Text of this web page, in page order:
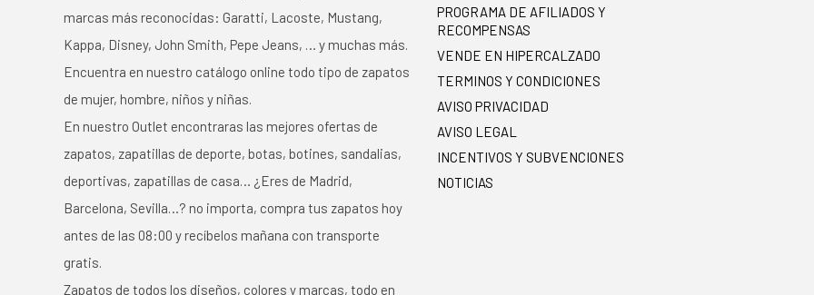
marcas más reconocidas: Garatti, Lacoste, Mustang,
Kappa, Disney, John Smith, Pepe Jeans, … y muchas más.
Encuentra en nuestro catálogo online todo tipo de zapatos
de mujer, hombre, niños y niñas.
En nuestro Outlet encontraras las mejores ofertas de
zapatos, zapatillas de deporte, botas, botines, sandalias,
deportivas, zapatillas de casa… ¿Eres de Madrid,
Barcelona, Sevilla…? no importa, compra tus zapatos hoy
antes de las 08:00 y recíbelos mañana con transporte
gratis.
Zapatos de todos los diseños, colores y marcas, todo en
PROGRAMA DE AFILIADOS Y
RECOMPENSAS
VENDE EN HIPERCALZADO
TERMINOS Y CONDICIONES
AVISO PRIVACIDAD
AVISO LEGAL
INCENTIVOS Y SUBVENCIONES
NOTICIAS